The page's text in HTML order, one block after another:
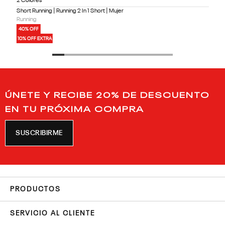
Short Running | Running 2 In 1 Short | Mujer
Running
40% OFF
10% OFF EXTRA
ÚNETE Y RECIBE 20% DE DESCUENTO
EN TU PRÓXIMA COMPRA
SUSCRIBIRME
PRODUCTOS
SERVICIO AL CLIENTE